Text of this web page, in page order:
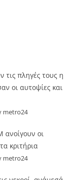
τις πληγές τους η
οι αυτοψίες και
metro24
ανοίγουν οι
κριτήρια
metro24